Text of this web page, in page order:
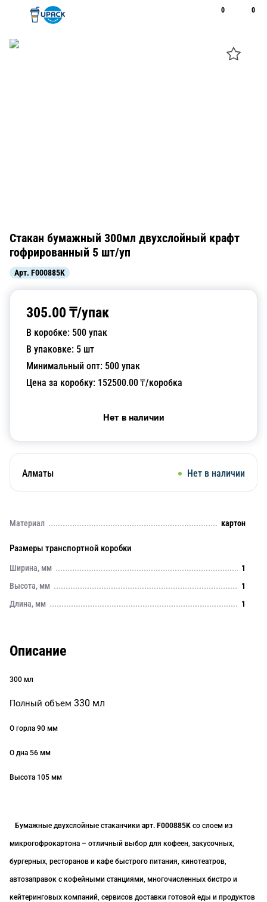
0 0
Стакан бумажный 300мл двухслойный крафт
гофрированный 5 шт/уп
Арт. F000885K
305.00 ₸/упак
В коробке: 500 упак
В упаковке: 5 шт
Минимальный опт: 500 упак
Цена за коробку: 152500.00₸/коробка
Нет в наличии
Алматы Нет в наличии
Материал картон
Размеры транспортной коробки
Ширина, мм
1
Высота, мм
1
Длина, мм
1
Описание
300 мл
Полный объем 330 мл
O горла 90 мм
O дна 56 мм
Высота 105 мм
Бумажные двухслойные стаканчики арт. F000885K со слоем из
микрогофрокартона – отличный выбор для кофеен, закусочных,
бургерных, ресторанов и кафе быстрого питания, кинотеатров,
автозаправок с кофейными станциями, многочисленных бистро и
кейтеринговых компаний, сервисов доставки готовой еды и продуктов